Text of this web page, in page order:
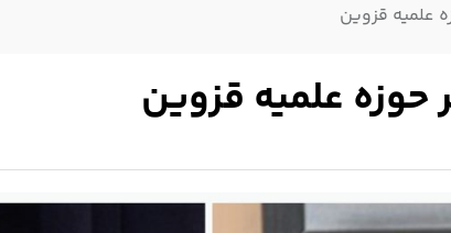
علمیه قزوین
حوزه علمیه قزوین